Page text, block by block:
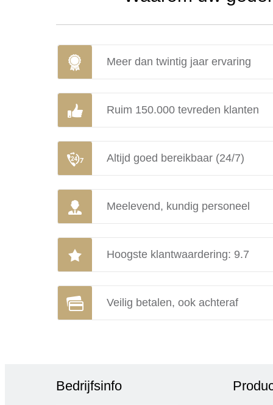
Meer dan twintig jaar ervaring
Ruim 150.000 tevreden klanten
Altijd goed bereikbaar (24/7)
Meelevend, kundig personeel
Hoogste klantwaardering: 9.7
Veilig betalen, ook achteraf
Bedrijfsinfo